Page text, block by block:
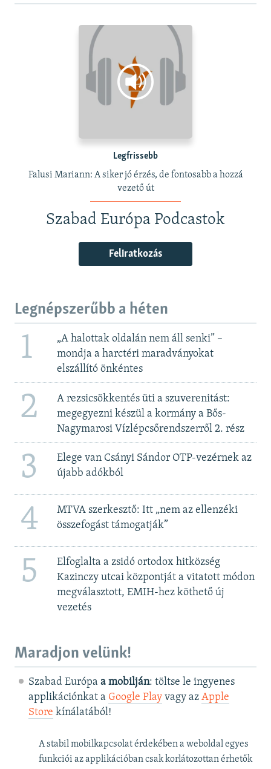
Legfrissebb
Falusi Mariann: A siker jó érzés, de fontosabb a hozzá
vezető út
Szabad Európa Podcastok
Feliratkozás
Legnépszerűbb a héten
1
„A halottak oldalán nem áll senki” –
mondja a harctéri maradványokat
elszállító önkéntes
2
A rezsicsökkentés üti a szuverenitást:
megegyezni készül a kormány a Bős-
Nagymarosi Vízlépcsőrendszerről 2. rész
3
Elege van Csányi Sándor OTP-vezérnek az
újabb adókból
4
MTVA szerkesztő: Itt „nem az ellenzéki
összefogást támogatják”
5
Elfoglalta a zsidó ortodox hitközség
Kazinczy utcai központját a vitatott módon
megválasztott, EMIH-hez köthető új
vezetés
Maradjon velünk!
Szabad Európa a mobilján: töltse le ingyenes
applikációnkat a Google Playvagy az Apple
Store kínálatából!
A stabil mobilkapcsolat érdekében a weboldal egyes
funkciói az applikációban csak korlátozottan érhetők